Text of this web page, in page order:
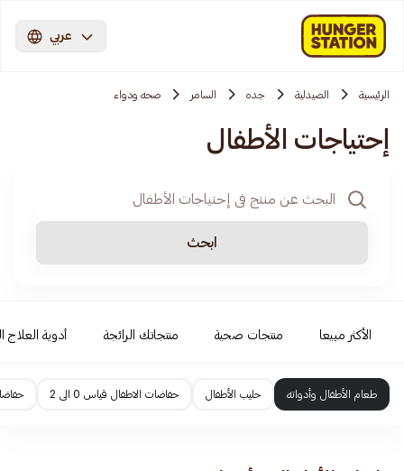
عربي
الرئيسية الصيدلية جده السامر صحه ودواء
إحتياجات الأطفال
ابحث
الأكثر مبيعا منتجات صحية منتجاتك الرائجة أدوية العلاج
طعام الأطفال وأدواته حليب الأطفال حفاضات الاطفال قياس 0 الى 2